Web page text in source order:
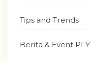
Tips and Trends
Berita & Event PFY